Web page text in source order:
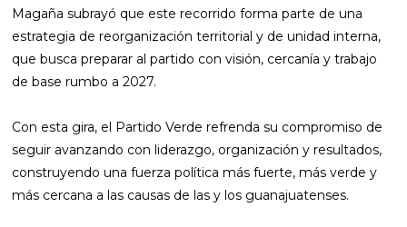
Magaña subrayó que este recorrido forma parte de una
estrategia de reorganización territorial y de unidad interna,
que busca preparar al partido con visión, cercanía y trabajo
de base rumbo a 2027.
Con esta gira, el Partido Verde refrenda su compromiso de
seguir avanzando con liderazgo, organización y resultados,
construyendo una fuerza política más fuerte, más verde y
más cercana a las causas de las y los guanajuatenses.